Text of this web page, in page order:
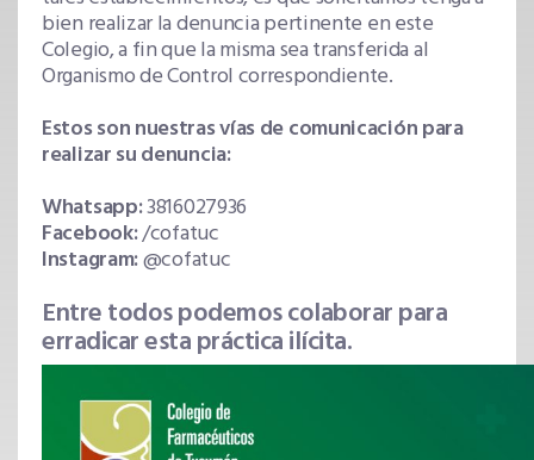
bien realizar la denuncia pertinente en este
Colegio, a fin que la misma sea transferida al
Organismo de Control correspondiente.
Estos son nuestras vías de comunicación para
realizar su denuncia:
Whatsapp:3816027936
Facebook:/cofatuc
Instagram:@cofatuc
Entre todos podemos colaborar para
erradicar esta práctica ilícita.